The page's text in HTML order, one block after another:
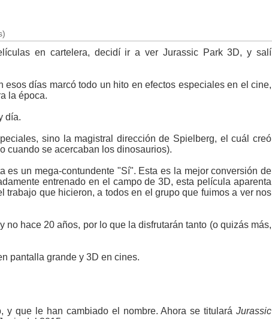
en cartelera, decidí ir a ver Jurassic Park 3D, y salí
días marcó todo un hito en efectos especiales en el cine,
la época.
día.
sino la magistral dirección de Spielberg, el cuál creó
cuando se acercaban los dinosaurios).
un mega-contundente "Sí". Esta es la mejor conversión de
entrenado en el campo de 3D, esta película aparenta
que hicieron, a todos en el grupo que fuimos a ver nos
hace 20 años, por lo que la disfrutarán tanto (o quizás más,
pantalla grande y 3D en cines.
que le han cambiado el nombre. Ahora se titulará Jurassic